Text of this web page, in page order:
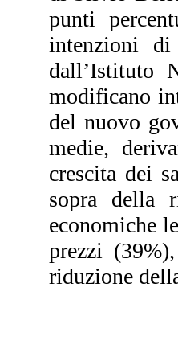
punti
intenzioni
dall’Istituto
modificano
del nuovo
medie,
crescita dei
sopra della
economiche
prezzi
riduzione